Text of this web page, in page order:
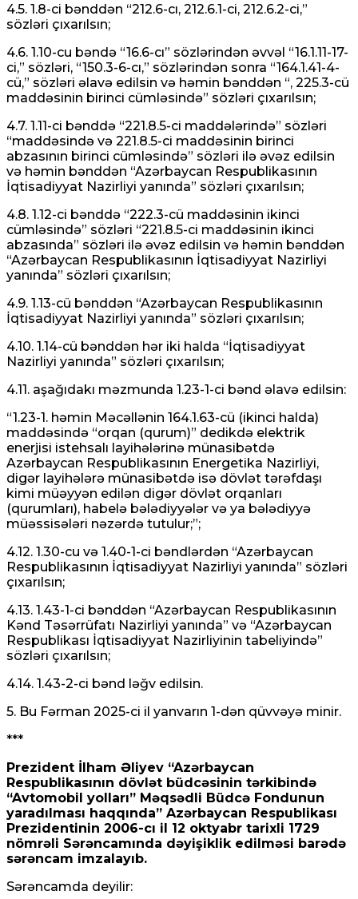
4.5. 1.8-ci bənddən “212.6-cı, 212.6.1-ci, 212.6.2-ci,”
sözləri çıxarılsın;
4.6. 1.10-cu bəndə “16.6-cı” sözlərindən əvvəl “16.1.11-17-
ci,” sözləri, “150.3-6-cı,” sözlərindən sonra “164.1.41-4-
cü,” sözləri əlavə edilsin və həmin bənddən “, 225.3-cü
maddəsinin birinci cümləsində” sözləri çıxarılsın;
4.7. 1.11-ci bənddə “221.8.5-ci maddələrində” sözləri
“maddəsində və 221.8.5-ci maddəsinin birinci
abzasının birinci cümləsində” sözləri ilə əvəz edilsin
və həmin bənddən “Azərbaycan Respublikasının
İqtisadiyyat Nazirliyi yanında” sözləri çıxarılsın;
4.8. 1.12-ci bənddə “222.3-cü maddəsinin ikinci
cümləsində” sözləri “221.8.5-ci maddəsinin ikinci
abzasında” sözləri ilə əvəz edilsin və həmin bənddən
“Azərbaycan Respublikasının İqtisadiyyat Nazirliyi
yanında” sözləri çıxarılsın;
4.9. 1.13-cü bənddən “Azərbaycan Respublikasının
İqtisadiyyat Nazirliyi yanında” sözləri çıxarılsın;
4.10. 1.14-cü bənddən hər iki halda “İqtisadiyyat
Nazirliyi yanında” sözləri çıxarılsın;
4.11. aşağıdakı məzmunda 1.23-1-ci bənd əlavə edilsin:
“1.23-1. həmin Məcəllənin 164.1.63-cü (ikinci halda)
maddəsində “orqan (qurum)” dedikdə elektrik
enerjisi istehsalı layihələrinə münasibətdə
Azərbaycan Respublikasının Energetika Nazirliyi,
digər layihələrə münasibətdə isə dövlət tərəfdaşı
kimi müəyyən edilən digər dövlət orqanları
(qurumları), habelə bələdiyyələr və ya bələdiyyə
müəssisələri nəzərdə tutulur;”;
4.12. 1.30-cu və 1.40-1-ci bəndlərdən “Azərbaycan
Respublikasının İqtisadiyyat Nazirliyi yanında” sözləri
çıxarılsın;
4.13. 1.43-1-ci bənddən “Azərbaycan Respublikasının
Kənd Təsərrüfatı Nazirliyi yanında” və “Azərbaycan
Respublikası İqtisadiyyat Nazirliyinin tabeliyində”
sözləri çıxarılsın;
4.14. 1.43-2-ci bənd ləğv edilsin.
5. Bu Fərman 2025-ci il yanvarın 1-dən qüvvəyə minir.
***
Prezident İlham Əliyev “Azərbaycan
Respublikasının dövlət büdcəsinin tərkibində
“Avtomobil yolları” Məqsədli Büdcə Fondunun
yaradılması haqqında” Azərbaycan Respublikası
Prezidentinin 2006-cı il 12 oktyabr tarixli 1729
nömrəli Sərəncamında dəyişiklik edilməsi barədə
sərəncam imzalayıb.
Sərəncamda deyilir: